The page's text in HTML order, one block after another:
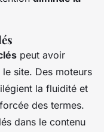
peut avoir
le site. Des moteurs
la fluidité et
des termes.
dans le contenu